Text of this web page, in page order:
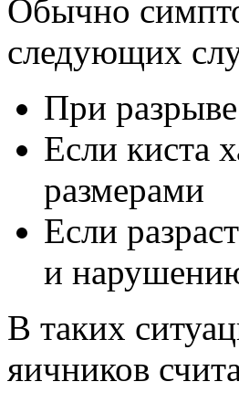
Обычно
следующих
При
Если киста
размерами
Если
и
В таких
яичников